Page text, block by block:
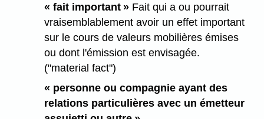
« fait important » Fait qui a ou pourrait
vraisemblablement avoir un effet important
sur le cours de valeurs mobilières émises
ou dont l'émission est envisagée.
("material fact")
« personne ou compagnie ayant des
relations particulières avec un émetteur